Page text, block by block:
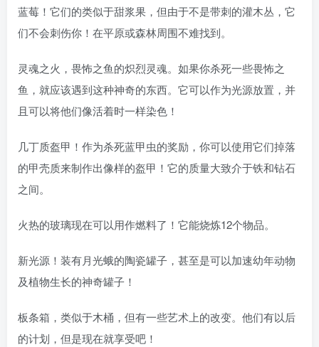
蓝莓！它们的类似于甜浆果，但由于不是带刺的灌木丛，它
们不会刺伤你！在平原或森林周围不难找到。
灵魂之火，畏怖之鱼的炽烈灵魂。如果你杀死一些畏怖之
鱼，就应该遇到这种神奇的东西。它可以作为光源放置，并
且可以将他们像活着时一样染色！
几丁质盔甲！作为杀死蓝甲虫的奖励，你可以使用它们掉落
的甲壳质来制作出像样的盔甲！它的质量大致介于铁和钻石
之间。
火热的玻璃现在可以用作燃料了！它能烧炼12个物品。
新光源！装有月光蛾的陶瓷罐子，甚至是可以加速幼年动物
及植物生长的神奇罐子！
板条箱，类似于木桶，但有一些艺术上的改变。他们有以后
的计划，但是现在就享受吧！